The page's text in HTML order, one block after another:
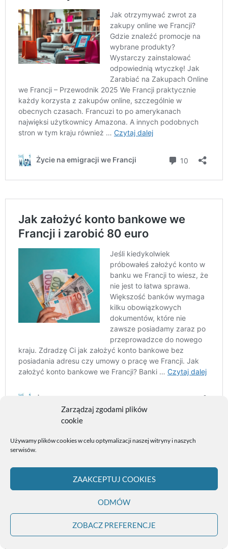
Posłuchaj całego odcinka podkastu!
Zarządzaj zgodami plików
cookie
Używamy plików cookies w celu optymalizacji naszej witryny i naszych
serwisów.
ZAAKCEPTUJ COOKIES
ODMÓW
ZOBACZ PREFERENCJE